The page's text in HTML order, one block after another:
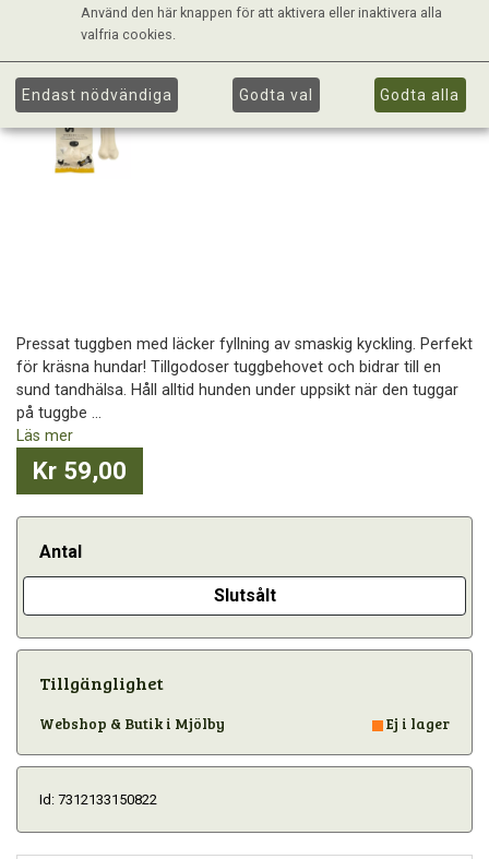
Pressat tuggben med läcker fyllning av smaskig kyckling. Perfekt
för kräsna hundar! Tillgodoser tuggbehovet och bidrar till en
sund tandhälsa. Håll alltid hunden under uppsikt när den tuggar
på tuggbe ...
Läs mer
Kr 59,00
Antal
Slutsålt
Tillgänglighet
Webshop & Butik i Mjölby Ej i lager
Id: 7312133150822
Använd den här knappen för att aktivera eller inaktivera alla
valfria cookies.
Endast nödvändiga Godta val Godta alla